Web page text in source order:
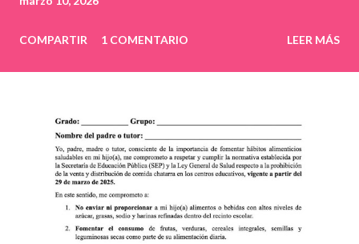
COMPARTIR 1 COMENTARIO LEER MÁS